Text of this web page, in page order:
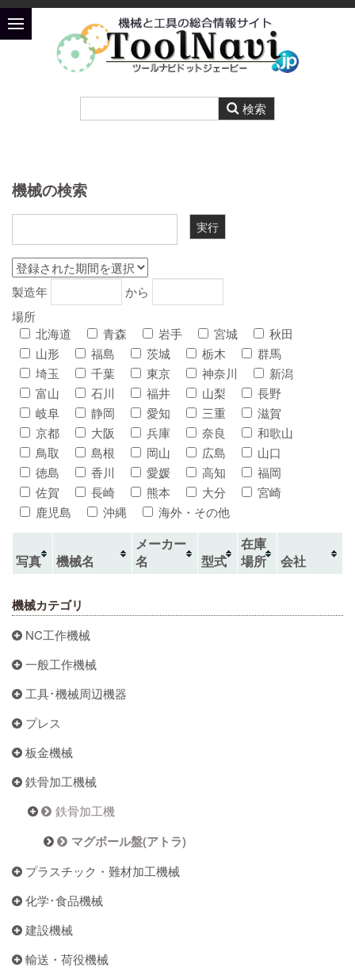
機械の検索
製造年
から
場所
北海道
青森 岩手 宮城
秋田
山形
福島 茨城 栃木
群馬
埼玉
千葉 東京 神奈川
新潟
富山
石川 福井 山梨
長野
岐阜
静岡 愛知 三重
滋賀
京都
大阪 兵庫 奈良
和歌山
鳥取
島根 岡山 広島
山口
徳島
香川 愛媛 高知
福岡
佐賀
長崎 熊本 大分
宮崎
鹿児島
沖縄 海外・その他
写真 機械名
メーカー
名
型式
在庫
場所
会社
機械カテゴリ
NC工作機械
一般工作機械
工具･機械周辺機器
プレス
板金機械
鉄骨加工機械
鉄骨加工機
マグボール盤(アトラ)
プラスチック・難材加工機械
化学･食品機械
建設機械
輸送・荷役機械